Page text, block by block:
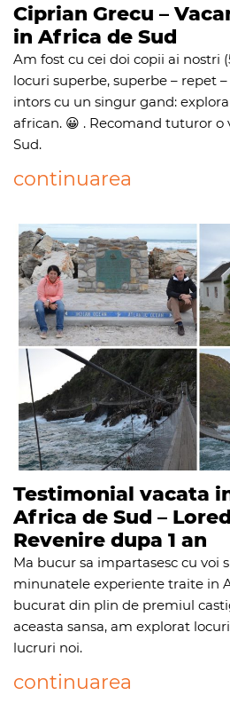
Ciprian Grecu –
in Africa de Sud
Am fost cu cei doi copii ai nostri
locuri superbe, superbe – repet
intors cu un singur gand:
african. 😀 . Recomand tuturor o
Sud.
continuarea
Testimonial vacata
Africa de Sud –
Revenire dupa 1 an
Ma bucur sa impartasesc cu voi
minunatele experiente traite in
bucurat din plin de premiul
aceasta sansa, am explorat
lucruri noi.
continuarea